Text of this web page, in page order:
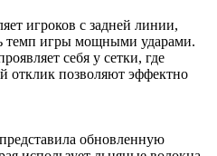
игроков с задней линии,
темп игры мощными ударами.
себя у сетки, где
отклик позволяют эффектно
обновленную